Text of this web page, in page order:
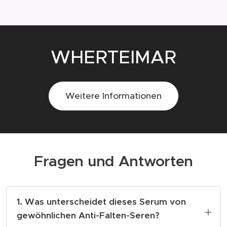
WHERTEIMAR
Weitere Informationen
Fragen und Antworten
1. Was unterscheidet dieses Serum von
gewöhnlichen Anti-Falten-Seren?